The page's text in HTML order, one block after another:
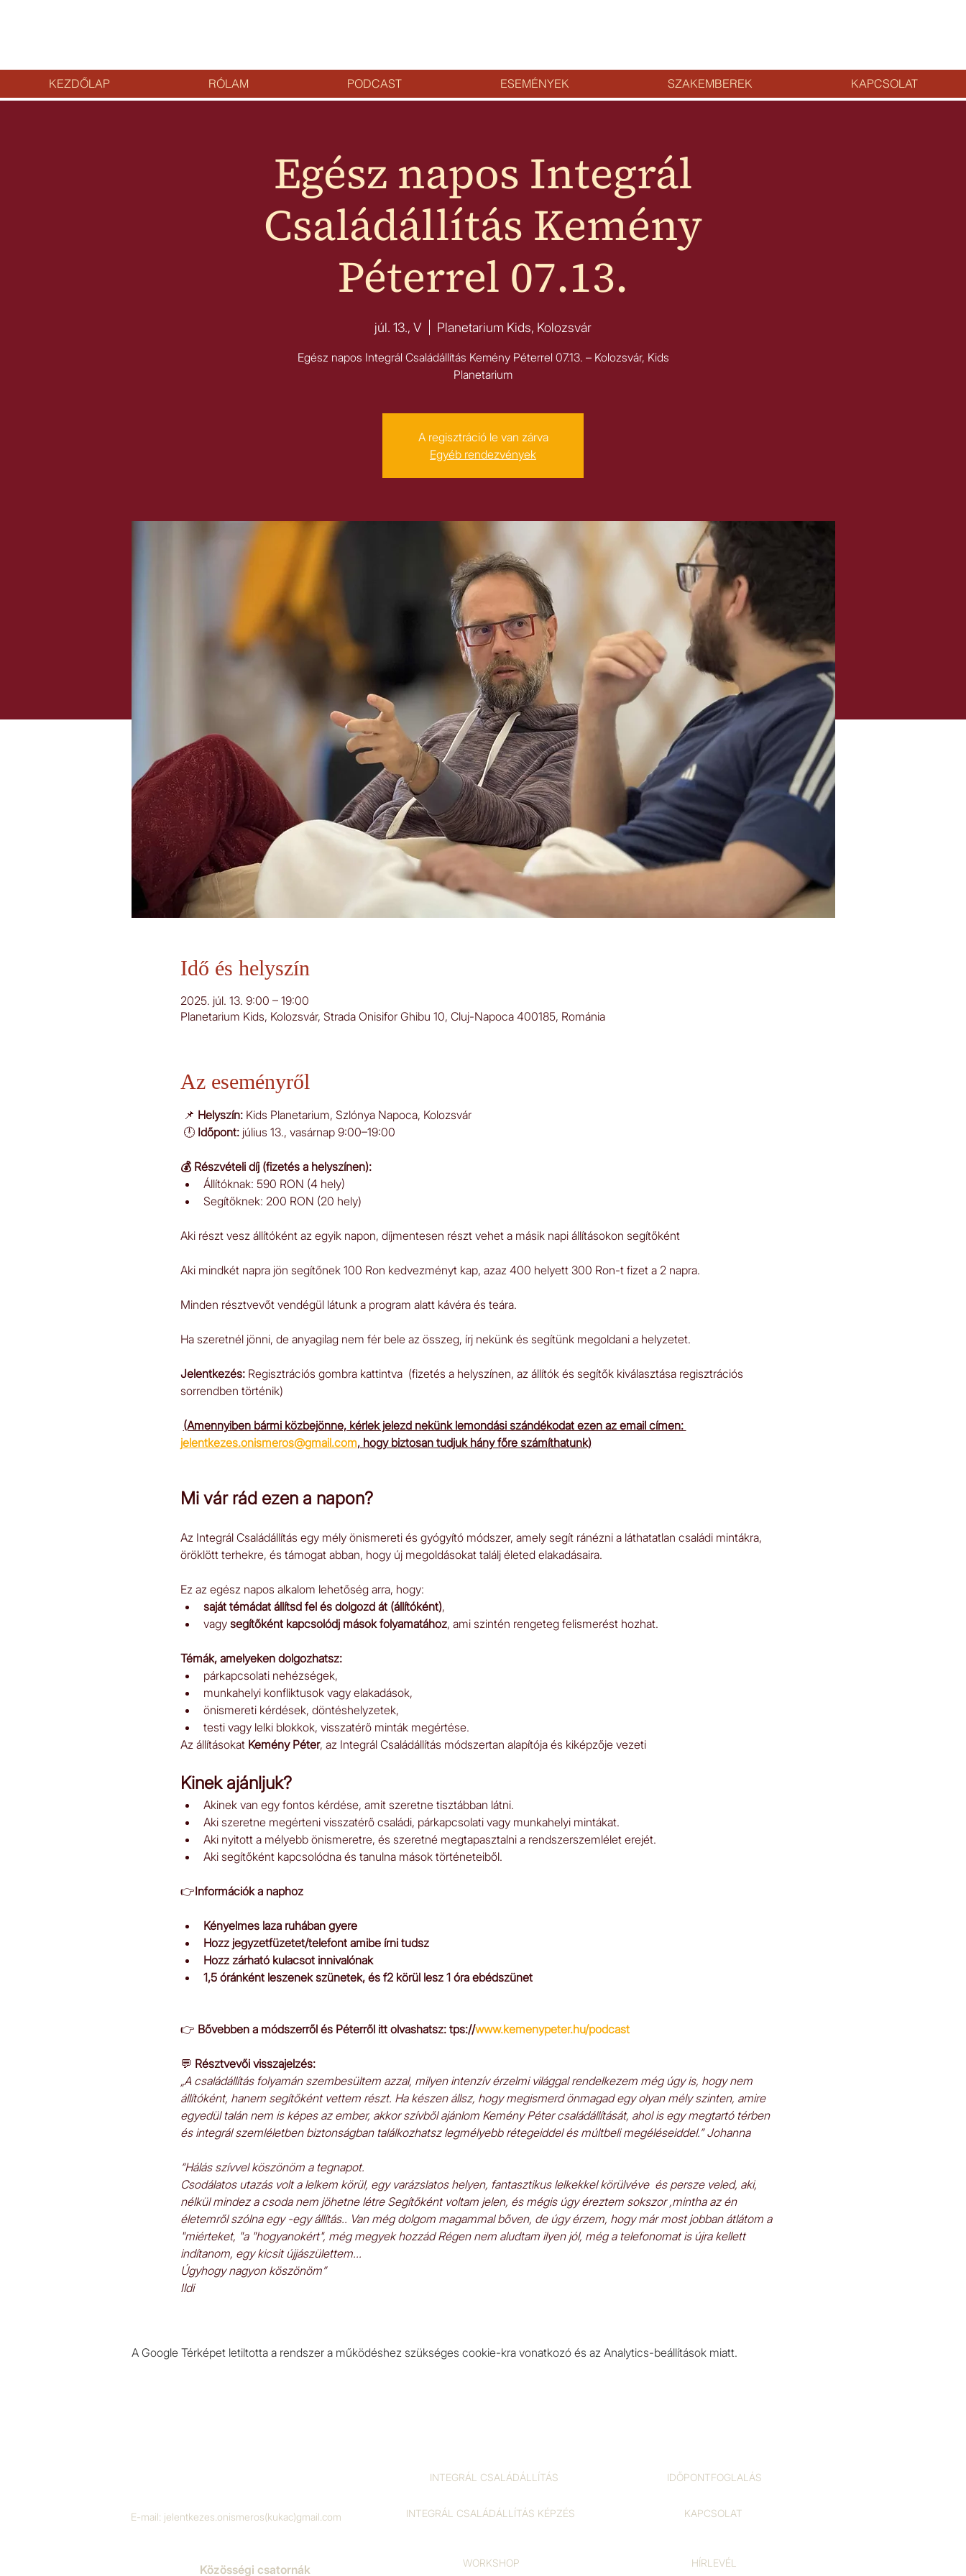
KEZDŐLAP RÓLAM PODCAST ESEMÉNYEK SZAKEMBEREK KAPCSOLAT
Egész napos Integrál
Családállítás Kemény
Péterrel 07.13.
júl. 13., V Planetarium Kids, Kolozsvár
Egész napos Integrál Családállítás Kemény Péterrel 07.13. – Kolozsvár, Kids
A regisztráció le van zárva
Egyéb rendezvények
Idő és helyszín
2025. júl. 13. 9:00 – 19:00
Planetarium Kids, Kolozsvár, Strada Onisifor Ghibu 10, Cluj-Napoca 400185, Románia
Az eseményről
📌 Helyszín: Kids Planetarium, Szlónya Napoca, Kolozsvár
🕛 Időpont: július 13., vasárnap 9:00–19:00
💰 Részvételi díj (fizetés a helyszínen):
Állítóknak: 590 RON (4 hely)
Segítőknek: 200 RON (20 hely)
Aki részt vesz állítóként az egyik napon, díjmentesen részt vehet a másik napi állításokon segítőként
Aki mindkét napra jön segítőnek 100 Ron kedvezményt kap, azaz 400 helyett 300 Ron-t fizet a 2 napra.
Minden résztvevőt vendégül látunk a program alatt kávéra és teára.
Ha szeretnél jönni, de anyagilag nem fér bele az összeg, írj nekünk és segítünk megoldani a helyzetet.
Jelentkezés: Regisztrációs gombra kattintva  (fizetés a helyszínen, az állítók és segítők kiválasztása regisztrációs
sorrendben történik)
(Amennyiben bármi közbejönne, kérlek jelezd nekünk lemondási szándékodat ezen az email címen:
jelentkezes.onismeros@gmail.com, hogy biztosan tudjuk hány főre számíthatunk)
Mi vár rád ezen a napon?
Az Integrál Családállítás egy mély önismereti és gyógyító módszer, amely segít ránézni a láthatatlan családi mintákra,
öröklött terhekre, és támogat abban, hogy új megoldásokat találj életed elakadásaira.
Ez az egész napos alkalom lehetőség arra, hogy:
saját témádat állítsd fel és dolgozd át (állítóként),
vagy segítőként kapcsolódj mások folyamatához, ami szintén rengeteg felismerést hozhat.
Témák, amelyeken dolgozhatsz:
párkapcsolati nehézségek,
munkahelyi konfliktusok vagy elakadások,
önismereti kérdések, döntéshelyzetek,
testi vagy lelki blokkok, visszatérő minták megértése.
Az állításokat Kemény Péter, az Integrál Családállítás módszertan alapítója és kiképzője vezeti
Kinek ajánljuk?
Akinek van egy fontos kérdése, amit szeretne tisztábban látni.
Aki szeretne megérteni visszatérő családi, párkapcsolati vagy munkahelyi mintákat.
Aki nyitott a mélyebb önismeretre, és szeretné megtapasztalni a rendszerszemlélet erejét.
Aki segítőként kapcsolódna és tanulna mások történeteiből.
👉Információk a naphoz
Kényelmes laza ruhában gyere
Hozz jegyzetfüzetet/telefont amibe írni tudsz
Hozz zárható kulacsot innivalónak
1,5 óránként leszenek szünetek, és f2 körül lesz 1 óra ebédszünet
👉 Bővebben a módszerről és Péterről itt olvashatsz: tps://www.kemenypeter.hu/podcast
💬 Résztvevői visszajelzés:
„A családállítás folyamán szembesültem azzal, milyen intenzív érzelmi világgal rendelkezem még úgy is, hogy nem
állítóként, hanem segítőként vettem részt. Ha készen állsz, hogy megismerd önmagad egy olyan mély szinten, amire
egyedül talán nem is képes az ember, akkor szívből ajánlom Kemény Péter családállítását, ahol is egy megtartó térben
és integrál szemléletben biztonságban találkozhatsz legmélyebb rétegeiddel és múltbeli megéléseiddel.” Johanna
“Hálás szívvel köszönöm a tegnapot.
Csodálatos utazás volt a lelkem körül, egy varázslatos helyen, fantasztikus lelkekkel körülvéve  és persze veled, aki,
nélkül mindez a csoda nem jöhetne létre Segítőként voltam jelen, és mégis úgy éreztem sokszor ,mintha az én
életemről szólna egy -egy állítás.. Van még dolgom magammal bőven, de úgy érzem, hogy már most jobban átlátom a
"miérteket, "a "hogyanokért", még megyek hozzád Régen nem aludtam ilyen jól, még a telefonomat is újra kellett
indítanom, egy kicsit újjászülettem...
Úgyhogy nagyon köszönöm”
Ildi
A Google Térképet letiltotta a rendszer a működéshez szükséges cookie-kra vonatkozó és az Analytics-beállítások miatt.
E-mail: jelentkezes.onismeros(kukac)gmail.com
Közösségi csatornák
INTEGRÁL CSALÁDÁLLÍTÁS
INTEGRÁL CSALÁDÁLLÍTÁS KÉPZÉS
WORKSHOP
IDŐPONTFOGLALÁS
KAPCSOLAT
HÍRLEVÉL